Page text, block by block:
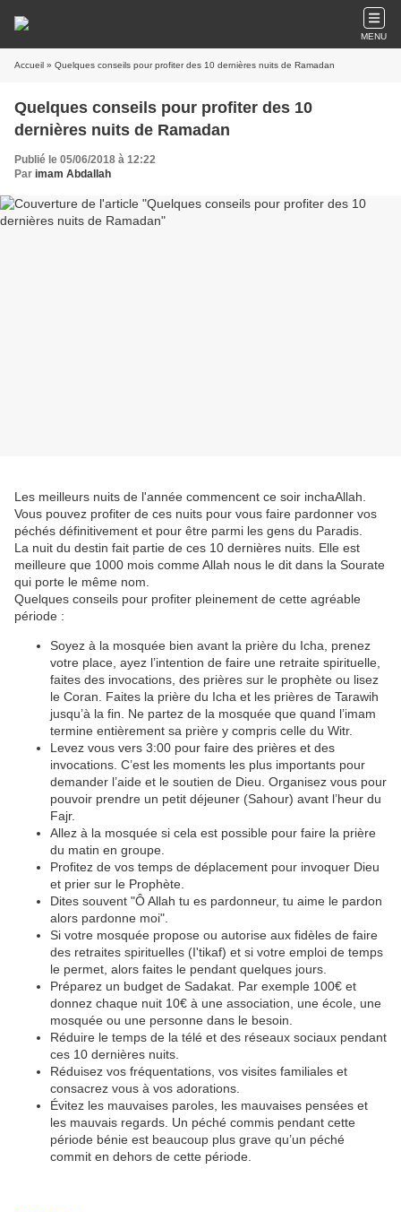
MENU
Accueil » Quelques conseils pour profiter des 10 dernières nuits de Ramadan
Quelques conseils pour profiter des 10
dernières nuits de Ramadan
Publié le 05/06/2018 à 12:22
Par imam Abdallah
Les meilleurs nuits de l'année commencent ce soir inchaAllah.
Vous pouvez profiter de ces nuits pour vous faire pardonner vos
péchés définitivement et pour être parmi les gens du Paradis.
La nuit du destin fait partie de ces 10 dernières nuits. Elle est
meilleure que 1000 mois comme Allah nous le dit dans la Sourate
qui porte le même nom.
Quelques conseils pour profiter pleinement de cette agréable
période :
Soyez à la mosquée bien avant la prière du Icha, prenez
votre place, ayez l’intention de faire une retraite spirituelle,
faites des invocations, des prières sur le prophète ou lisez
le Coran. Faites la prière du Icha et les prières de Tarawih
jusqu’à la fin. Ne partez de la mosquée que quand l’imam
termine entièrement sa prière y compris celle du Witr.
Levez vous vers 3:00 pour faire des prières et des
invocations. C’est les moments les plus importants pour
demander l’aide et le soutien de Dieu. Organisez vous pour
pouvoir prendre un petit déjeuner (Sahour) avant l’heur du
Fajr.
Allez à la mosquée si cela est possible pour faire la prière
du matin en groupe.
Profitez de vos temps de déplacement pour invoquer Dieu
et prier sur le Prophète.
Dites souvent "Ô Allah tu es pardonneur, tu aime le pardon
alors pardonne moi".
Si votre mosquée propose ou autorise aux fidèles de faire
des retraites spirituelles (I'tikaf) et si votre emploi de temps
le permet, alors faites le pendant quelques jours.
Préparez un budget de Sadakat. Par exemple 100€ et
donnez chaque nuit 10€ à une association, une école, une
mosquée ou une personne dans le besoin.
Réduire le temps de la télé et des réseaux sociaux pendant
ces 10 dernières nuits.
Réduisez vos fréquentations, vos visites familiales et
consacrez vous à vos adorations.
Évitez les mauvaises paroles, les mauvaises pensées et
les mauvais regards. Un péché commis pendant cette
période bénie est beaucoup plus grave qu’un péché
commit en dehors de cette période.